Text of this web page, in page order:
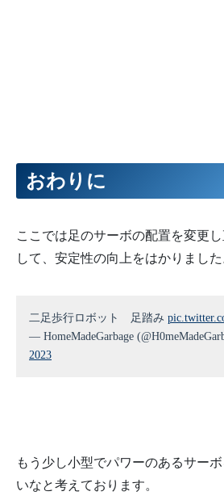
おわりに
ここでは足のサーボの配置を変更
して、安定性の向上をはかりました
二足歩行ロボット 足踏み
— HomeMadeGarbage
2023
もう少し小型でパワーのあるサー
いなと考えております。